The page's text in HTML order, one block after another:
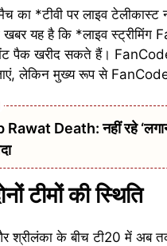
का *टीवी पर लाइव टेलीकास्ट
यह है कि *लाइव स्ट्रीमिंग
पैक खरीद सकते हैं।
लेकिन मुख्य रूप से
Death: नहीं रहे
टीमों की स्थिति
श्रीलंका के बीच टी20 में अब